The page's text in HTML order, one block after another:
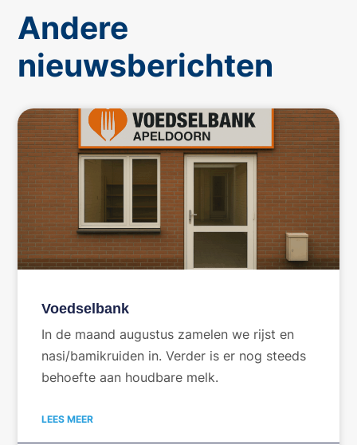
Andere
nieuwsberichten
Voedselbank
In de maand augustus zamelen we rijst en
nasi/bamikruiden in. Verder is er nog steeds
behoefte aan houdbare melk.
LEES MEER